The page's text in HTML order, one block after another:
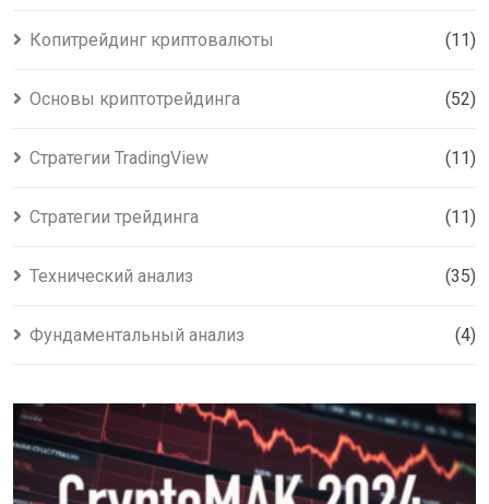
Копитрейдинг криптовалюты (11)
Основы криптотрейдинга (52)
Стратегии TradingView (11)
Стратегии трейдинга (11)
Технический анализ (35)
Фундаментальный анализ (4)